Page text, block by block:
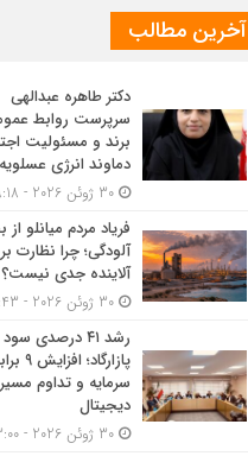
آخرین مطالب
دکتر طاهره عبدالهی
سرپرست روابط
برند و مسئولیت
دماوند انرژی
فریاد مردم میانلو از
آلودگی؛ چرا نظارت
آلاینده جدی نیست؟
رشد ۴۱ درصدی
پازارگاد؛
سرمایه و تداوم
دیجیتال